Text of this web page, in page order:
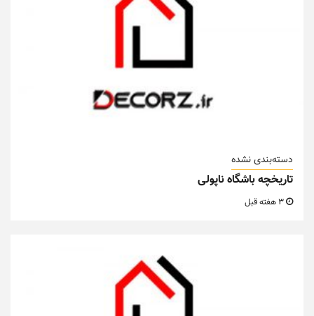
دسته‌بندی نشده
تاریخچه باشگاه ناپولی